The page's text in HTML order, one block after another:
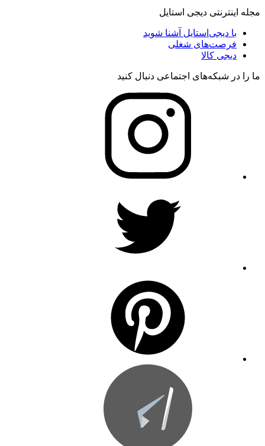
مجله اینترنتی دیجی استایل
با دیجی‌استایل آشنا شوید
فرصت‌های شغلی
دیجی کالا
ما را در شبکه‌های اجتماعی دنبال کنید